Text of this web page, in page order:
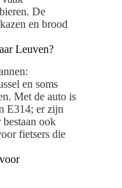
De
en brood
Leuven?
en soms
Met de auto is
E314; er zijn
bestaan ook
fietsers die